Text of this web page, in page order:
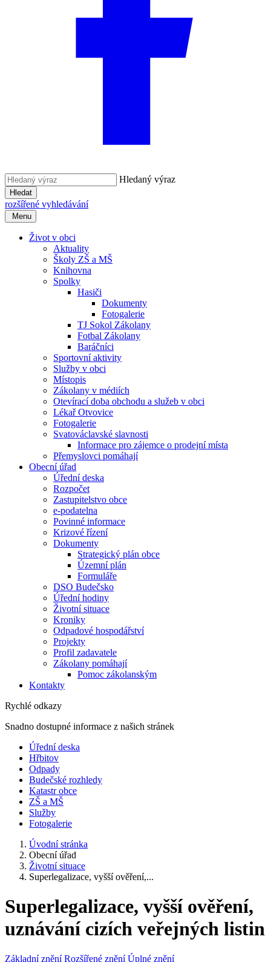
Hledaný výraz
Hledat
rozšířené vyhledávání
Menu
Život v obci
Aktuality
Školy ZŠ a MŠ
Knihovna
Spolky
Hasiči
Dokumenty
Fotogalerie
TJ Sokol Zákolany
Fotbal Zákolany
Baráčníci
Sportovní aktivity
Služby v obci
Místopis
Zákolany v médiích
Otevírací doba obchodu a služeb v obci
Lékař Otvovice
Fotogalerie
Svatováclavské slavnosti
Informace pro zájemce o prodejní místa
Přemyslovci pomáhají
Obecní úřad
Úřední deska
Rozpočet
Zastupitelstvo obce
e-podatelna
Povinné informace
Krizové řízení
Dokumenty
Strategický plán obce
Územní plán
Formuláře
DSO Budečsko
Úřední hodiny
Životní situace
Kroniky
Odpadové hospodářství
Projekty
Profil zadavatele
Zákolany pomáhají
Pomoc zákolanským
Kontakty
Rychlé odkazy
Snadno dostupné informace z našich stránek
Úřední deska
Hřbitov
Odpady
Budečské rozhledy
Katastr obce
ZŠ a MŠ
Služby
Fotogalerie
Úvodní stránka
Obecní úřad
Životní situace
Superlegalizace, vyšší ověření,...
Superlegalizace, vyšší ověření,
uznávání cizích veřejných listin
Základní znění Rozšířené znění Úplné znění